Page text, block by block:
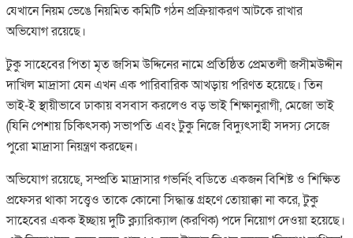
যেখানে নিয়ম ভেঙে নিয়মিত কমিটি গঠন প্রক্রিয়াকরণ আটকে রাখার
অভিযোগ রয়েছে।
​টুকু সাহেবের পিতা মৃত জসিম উদ্দিনের নামে প্রতিষ্ঠিত প্রেমতলী জসীমউদ্দীন
দাখিল মাদ্রাসা যেন এখন এক পারিবারিক আখড়ায় পরিণত হয়েছে। তিন
ভাই-ই স্থায়ীভাবে ঢাকায় বসবাস করলেও বড় ভাই শিক্ষানুরাগী, মেজো ভাই
(যিনি পেশায় চিকিৎসক) সভাপতি এবং টুকু নিজে বিদ্যুৎসাহী সদস্য সেজে
পুরো মাদ্রাসা নিয়ন্ত্রণ করছেন।
অভিযোগ রয়েছে, সম্প্রতি মাদ্রাসার গভর্নিং বডিতে একজন বিশিষ্ট ও শিক্ষিত
প্রফেসর থাকা সত্ত্বেও তাকে কোনো সিদ্ধান্ত গ্রহণে তোয়াক্কা না করে, টুকু
সাহেবের একক ইচ্ছায় দুটি ক্ল্যারিক্যাল (করণিক) পদে নিয়োগ দেওয়া হয়েছে।